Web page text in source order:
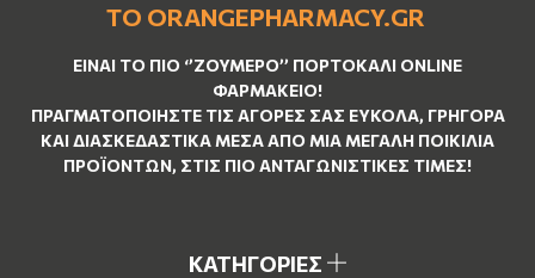
ΤΟ ORANGEPHARMACY.GR
ΕΊΝΑΙ ΤO ΠΙΟ ‘’ΖΟΥΜΕΡΌ’’ ΠΟΡΤΟΚΑΛΊ ΟNLINE
ΦΑΡΜΑΚΕΊΟ!
ΠΡΑΓΜΑΤΟΠΟΙΉΣΤΕ ΤΙΣ ΑΓΟΡΈΣ ΣΑΣ ΕΎΚΟΛΑ, ΓΡΉΓΟΡΑ
ΚΑΙ ΔΙΑΣΚΕΔΑΣΤΙΚΆ ΜΈΣΑ ΑΠΌ ΜΙΑ ΜΕΓΆΛΗ ΠΟΙΚΙΛΊΑ
ΠΡΟΪΌΝΤΩΝ, ΣΤΙΣ ΠΙΟ ΑΝΤΑΓΩΝΙΣΤΙΚΈΣ ΤΙΜΈΣ!
ΚΑΤΗΓΟΡΙΕΣ